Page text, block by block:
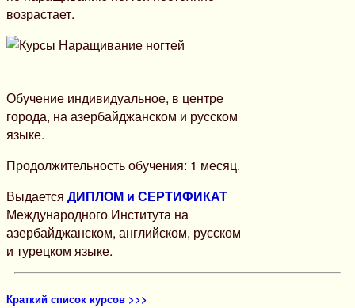
возрастает.
Обучение индивидуальное, в центре
города, на азербайджанском и русском
языке.
Продолжительность обучения: 1 месяц.
Выдается ДИПЛОМ и СЕРТИФИКАТ
Международного Института на
азербайджанском, английском, русском
и турецком языке.
Краткий список курсов >>>